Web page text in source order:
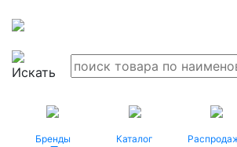
Бренды Каталог